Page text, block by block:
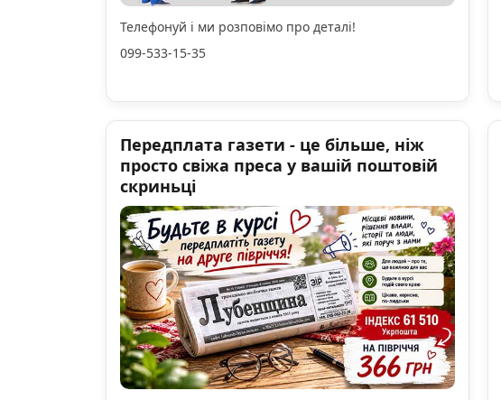
Телефонуй і ми розповімо про деталі!
099-533-15-35
Передплата газети - це більше, ніж
просто свіжа преса у вашій поштовій
скриньці